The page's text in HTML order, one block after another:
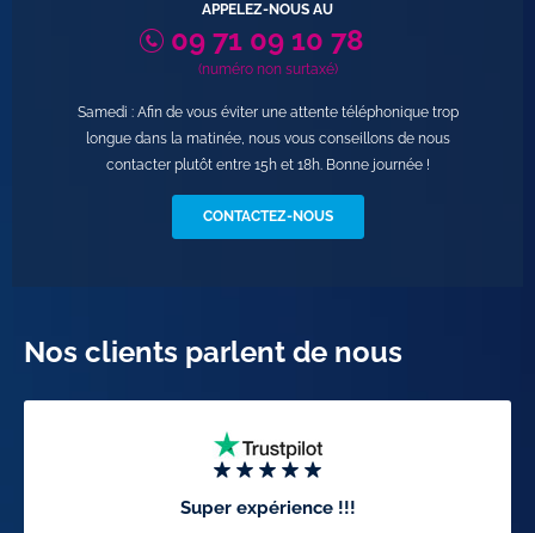
APPELEZ-NOUS AU
09 71 09 10 78
(numéro non surtaxé)
Samedi : Afin de vous éviter une attente téléphonique trop
longue dans la matinée, nous vous conseillons de nous
contacter plutôt entre 15h et 18h. Bonne journée !
CONTACTEZ-NOUS
Nos clients parlent de nous
Super expérience !!!